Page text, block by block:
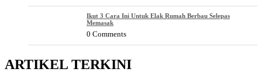
Ikut 3 Cara Ini Untuk Elak Rumah Berbau Selepas
Memasak
0 Comments
ARTIKEL TERKINI